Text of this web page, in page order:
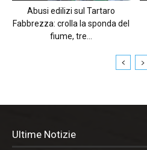
Abusi edilizi sul Tartaro
Fabbrezza: crolla la sponda del
fiume, tre...
Ultime Notizie